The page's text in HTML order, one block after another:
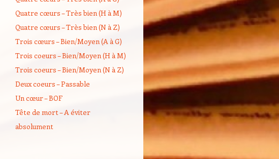
Quatre cœurs – Très bien (H à M)
Quatre cœurs – Très bien (N à Z)
Trois cœurs – Bien/Moyen (A à G)
Trois coeurs – Bien/Moyen (H à M)
Trois coeurs – Bien/Moyen (N à Z)
Deux coeurs – Passable
Un cœur – BOF
Tête de mort – A éviter
absolument